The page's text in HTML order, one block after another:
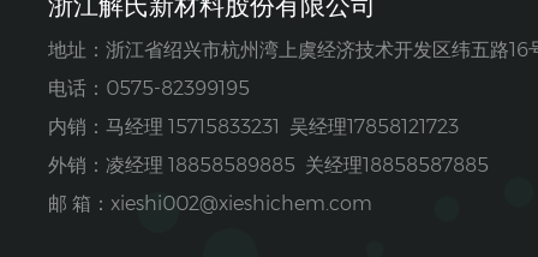
地址：浙江省绍兴市杭州湾上虞经济技术开发区纬五路16
电话：0575-82399195
内销：马经理 15715833231 吴经理17858121723
外销：凌经理 18858589885 关经理18858587885
邮 箱：xieshi002@xieshichem.com